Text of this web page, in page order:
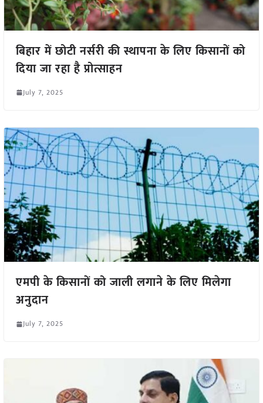
बिहार में छोटी नर्सरी की स्थापना के लिए किसानों को
दिया जा रहा है प्रोत्साहन
July 7, 2025
एमपी के किसानों को जाली लगाने के लिए मिलेगा
अनुदान
July 7, 2025